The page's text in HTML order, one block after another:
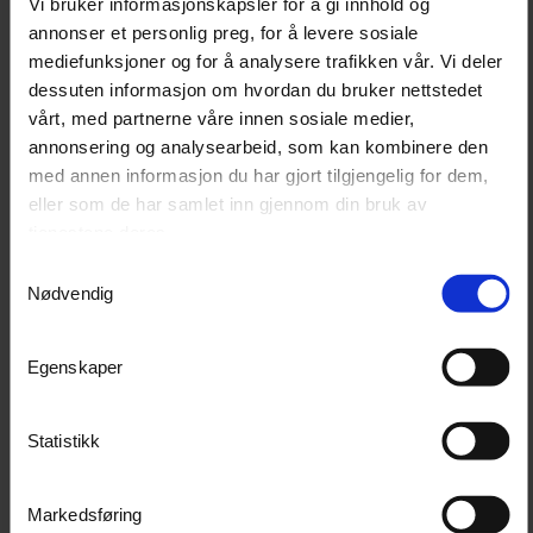
annonser et personlig preg, for å levere sosiale
mediefunksjoner og for å analysere trafikken vår. Vi deler
dessuten informasjon om hvordan du bruker nettstedet
vårt, med partnerne våre innen sosiale medier,
annonsering og analysearbeid, som kan kombinere den
med annen informasjon du har gjort tilgjengelig for dem,
eller som de har samlet inn gjennom din bruk av
Nødvendig
Egenskaper
Statistikk
Markedsføring
Dette følger med
Pakken består av Slimsport-plattform for Toyota
Hilux Double Cab og Slimsport-takstativ med
vindavviser, klargjort for lysrampe.
Slimsport-takstativ til Toyota Hilux
Passer til
Toyota Hilux Double Cab 2016–
Mål ferdig montert 1404 mm L x 1176 mm B x 111 mm H